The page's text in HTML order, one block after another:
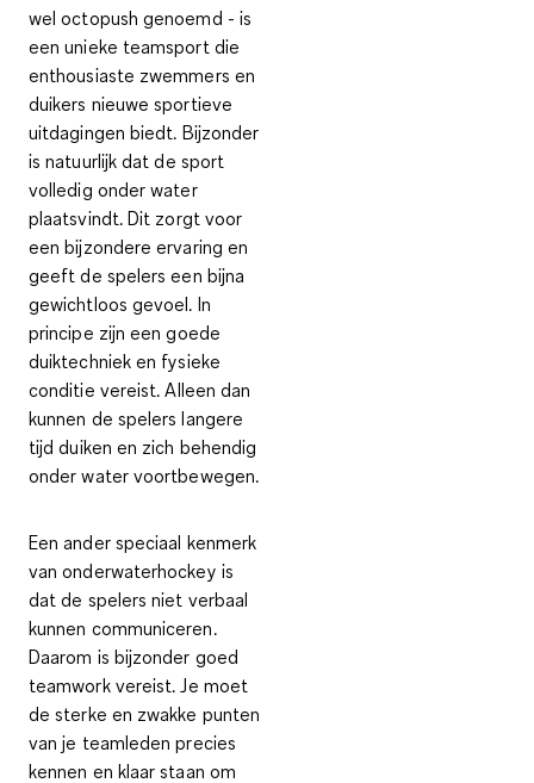
wel octopush genoemd - is
een unieke teamsport die
enthousiaste zwemmers en
duikers nieuwe sportieve
uitdagingen biedt. Bijzonder
is natuurlijk dat de sport
volledig onder water
plaatsvindt. Dit zorgt voor
een bijzondere ervaring en
geeft de spelers een bijna
gewichtloos gevoel. In
principe zijn eengoede
duiktechnieken fysieke
conditie vereist. Alleen dan
kunnen de spelers langere
tijd duiken en zich behendig
onder water voortbewegen.
Een ander speciaal kenmerk
van onderwaterhockey is
dat de spelersniet verbaal
kunnen communiceren.
Daarom is bijzonder goed
teamwork vereist. Je moet
de sterke en zwakke punten
van je teamleden precies
kennen en klaar staan om